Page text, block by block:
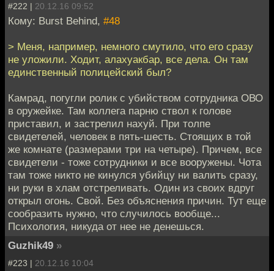
#222 | 20.12.16 09:52
Кому: Burst Behind, #48
> Меня, например, немного смутило, что его сразу
не уложили. Ходит, алахуакбар, все дела. Он там
единственный полицейский был?
Камрад, погугли ролик с убийством сотрудника ОВО
в оружейке. Там коллега парню ствол к голове
приставил, и застрелил нахуй. При толпе
свидетелей, человек в пять-шесть. Стоящих в той
же комнате (размерами три на четыре). Причем, все
свидетели - тоже сотрудники и все вооружены. Чота
там тоже никто не кинулся убийцу ни валить сразу,
ни руки в хлам отстреливать. Один из своих вдруг
открыл огонь. Свой. Без объяснения причин. Тут еще
сообразить нужно, что случилось вообще...
Психология, никуда от нее не денешься.
Guzhik49 »
#223 | 20.12.16 10:04